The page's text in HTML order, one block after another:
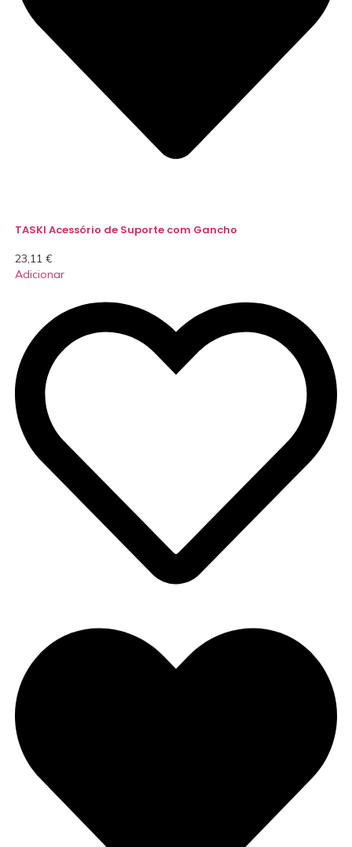
TASKI Acessório de Suporte com Gancho
23,11 €
Adicionar